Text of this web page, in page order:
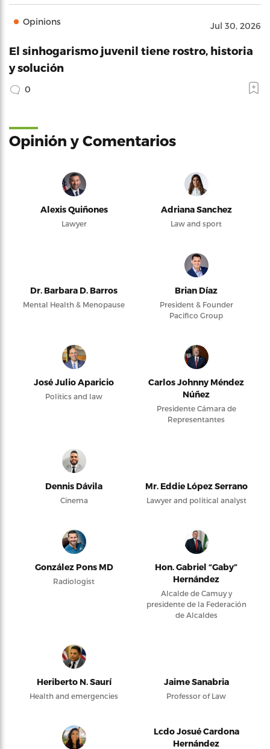
Opinions Jul 30, 2026
El sinhogarismo juvenil tiene rostro, historia
y solución
0
Opinión y Comentarios
Alexis Quiñones
Lawyer
Adriana Sanchez
Law and sport
Dr. Barbara D. Barros
Mental Health & Menopause
Brian Díaz
President & Founder
Pacifico Group
José Julio Aparicio
Politics and law
Carlos Johnny Méndez
Núñez
Presidente Cámara de
Representantes
Dennis Dávila
Cinema
Mr. Eddie López Serrano
Lawyer and political analyst
González Pons MD
Radiologist
Hon. Gabriel “Gaby”
Hernández
Alcalde de Camuy y
presidente de la Federación
de Alcaldes
Heriberto N. Saurí
Health and emergencies
Jaime Sanabria
Professor of Law
Lcdo Josué Cardona
Hernández